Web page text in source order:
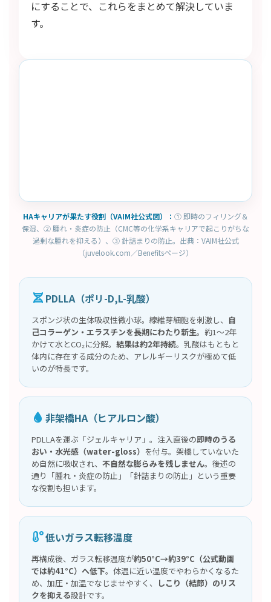
にすることで、これらをまとめて解決していま
す。
HAキャリアが果たす役割（VAIM社公式図）： ① 即時のフィリング＆
保湿、② 腫れ・炎症の防止（CMC等の化学系キャリアで起こりがちな
過剰な腫れを抑える）、③ 針詰まりの防止。出典：VAIM社公式
（juvelook.com／Benefitsページ）
PDLLA（ポリ-D,L-乳酸）
スポンジ状の生体吸収性微小球。線維芽細胞を刺激し、 自
己コラーゲン・エラスチンを長期にわたり新生。約1〜2年
かけて水とCO₂に分解。 結果は約2年持続。乳酸はもともと
体内に存在する成分のため、アレルギーリスクが極めて低
いのが特長です。
非架橋HA（ヒアルロン酸）
PDLLAを運ぶ「ジェルキャリア」。注入直後の即時のうる
おい・水光感（water-gloss） を付与。架橋していないた
め自然に吸収され、 不自然な膨らみを残しません。後述の
通り「腫れ・炎症の防止」「針詰まりの防止」という重要
な役割も担います。
低いガラス転移温度
再構成後、ガラス転移温度が約50°C→約39°C（公式動画
では約41°C）へ低下。体温に近い温度でやわらかくなるた
め、加圧・加温でなじませやすく、
しこり（結節）のリス
クを抑える設計です。